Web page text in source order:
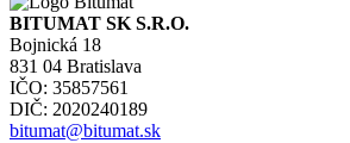
BITUMAT SK S.R.O.
Bojnická 18
831 04 Bratislava
IČO: 35857561
DIČ: 2020240189
bitumat@bitumat.sk